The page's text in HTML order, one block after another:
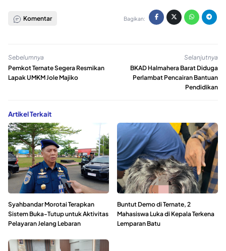
Komentar Bagikan:
Sebelumnya
Pemkot Ternate Segera Resmikan
Lapak UMKM Jole Majiko
Selanjutnya
BKAD Halmahera Barat Diduga
Perlambat Pencairan Bantuan
Pendidikan
Artikel Terkait
Syahbandar Morotai Terapkan
Sistem Buka-Tutup untuk Aktivitas
Pelayaran Jelang Lebaran
Buntut Demo di Ternate, 2
Mahasiswa Luka di Kepala Terkena
Lemparan Batu